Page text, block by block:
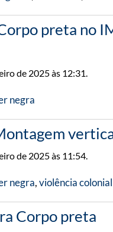
preta no
de 2025 às 12:31.
negra
de 2025 às 11:54.
negra,violência colonial
Corpo preta